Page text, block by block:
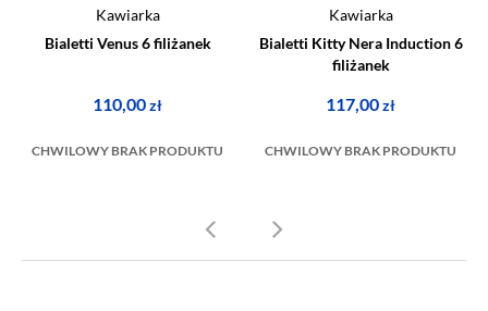
Kawiarka
Bialetti Venus 6 filiżanek
110,00zł
CHWILOWY BRAK PRODUKTU
Kawiarka
Bialetti Kitty Nera Induction 6
filiżanek
117,00zł
CHWILOWY BRAK PRODUKTU